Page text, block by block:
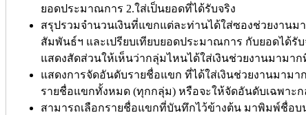
ยอดประมาณการ 2.ใส่เป็นยอดที่ได้รับจริง
สรุปรวมจำนวนเงินที่แขกแต่ละท่านได้ใส่ซองช่วยงานม
สัมพันธ์ฯ และเปรียบเทียบยอดประมาณการ กับยอดได้รั
แสดงสัดส่วนให้เห็นว่ากลุ่มไหนได้ใส่เงินช่วยงานมามา
แสดงการจัดอันดับรายชื่อแขก ที่ได้ใส่เงินช่วยงานมาม
รายชื่อแขกทั้งหมด (ทุกกลุ่ม) หรือจะให้จัดอันดับเฉพาะ
สามารถเลือกรายชื่อแขกที่บันทึกไว้ข้างต้น มาพิมพ์ชื่อ